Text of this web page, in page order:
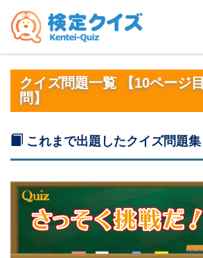
クイズ問題一覧 【10ページ
問】
これまで出題したクイズ問題集